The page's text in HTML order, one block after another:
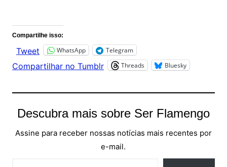
Compartilhe isso:
Tweet WhatsApp Telegram
Compartilhar no Tumblr Threads Bluesky
Descubra mais sobre Ser Flamengo
Assine para receber nossas notícias mais recentes por
e-mail.